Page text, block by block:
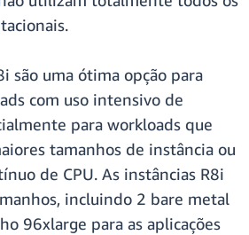
são uma ótima opção para
com uso intensivo de
para workloads que
tamanhos de instância ou
de CPU. As instâncias R8i
incluindo 2 bare metal
96xlarge para as aplicações